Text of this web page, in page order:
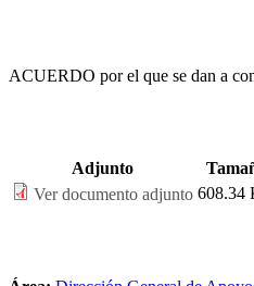
ACUERDO por el que se dan a
Adjunto
Ver documento adjunto 608.34